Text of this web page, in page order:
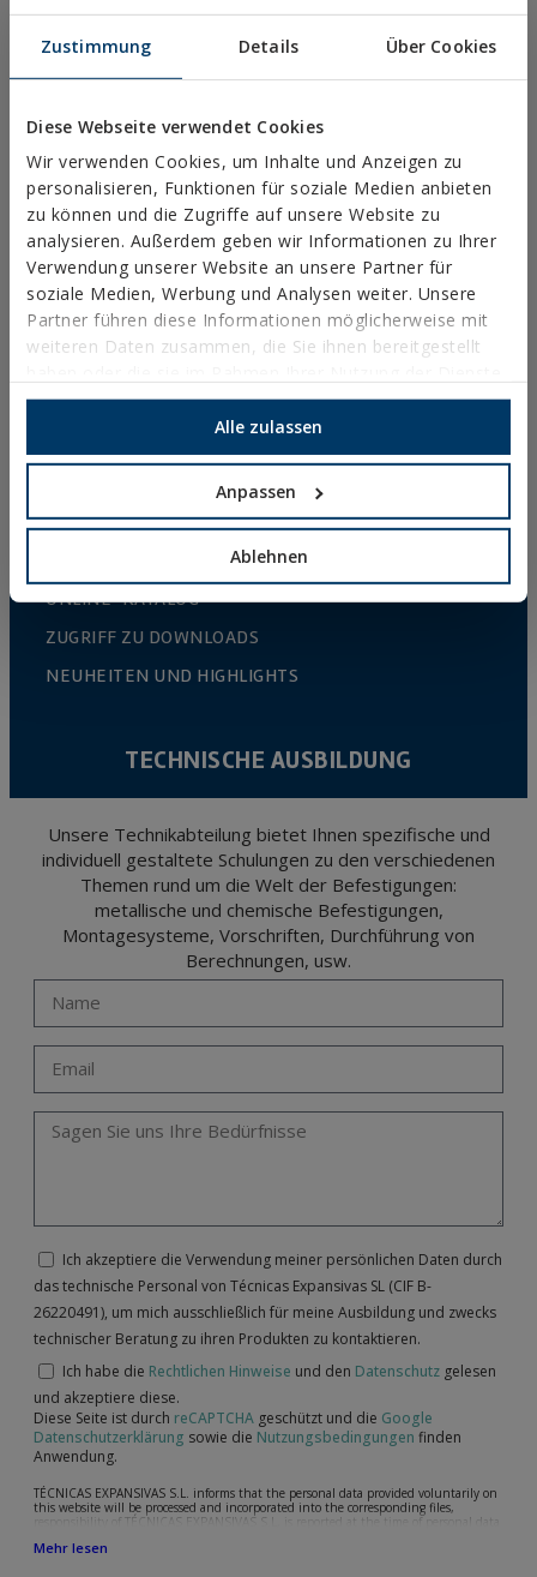
Zustimmung Details Über Cookies
Diese Webseite verwendet Cookies
Wir verwenden Cookies, um Inhalte und Anzeigen zu
personalisieren, Funktionen für soziale Medien anbieten
zu können und die Zugriffe auf unsere Website zu
analysieren. Außerdem geben wir Informationen zu Ihrer
Verwendung unserer Website an unsere Partner für
soziale Medien, Werbung und Analysen weiter. Unsere
Partner führen diese Informationen möglicherweise mit
weiteren Daten zusammen, die Sie ihnen bereitgestellt
gesammelt haben.
Alle zulassen
Anpassen
Ablehnen
ABDECKKAPPEN, BITS UND ZUBEHÖR
MASSIVROHRSCHELLEN
LEICHTE ROHRSCHELLEN
BRANDSCHUTZSYSTEME
RINNENHALTER
NYLON-SCHELLEN
PROFILE, SCHIENEN UND GRUNDANBINDUNGEN
SOLARMODULE
GEWINDESTANGEN UND BEFESTIGUNGSZUBEHÖR
DIY
ONLINE-KATALOG
ZUGRIFF ZU DOWNLOADS
NEUHEITEN UND HIGHLIGHTS
TECHNISCHE AUSBILDUNG
Unsere Technikabteilung bietet Ihnen spezifische und
individuell gestaltete Schulungen zu den verschiedenen
Themen rund um die Welt der Befestigungen:
metallische und chemische Befestigungen,
Montagesysteme, Vorschriften, Durchführung von
Berechnungen, usw.
Ich akzeptiere die Verwendung meiner persönlichen Daten durch
das technische Personal von Técnicas Expansivas SL (CIF B-
26220491), um mich ausschließlich für meine Ausbildung und zwecks
technischer Beratung zu ihren Produkten zu kontaktieren.
Ich habe die Rechtlichen Hinweise und den Datenschutz gelesen
und akzeptiere diese.
Diese Seite ist durch reCAPTCHA geschützt und die Google
Datenschutzerklärung sowie die Nutzungsbedingungen finden
Anwendung.
TÉCNICAS EXPANSIVAS S.L. informs that the personal data provided voluntarily on
this website will be processed and incorporated into the corresponding files,
responsibility of TÉCNICAS EXPANSIVAS S.L, is reported at the time of personal data
following: attention to your referred request, complaint or question, established
Mehr lesen